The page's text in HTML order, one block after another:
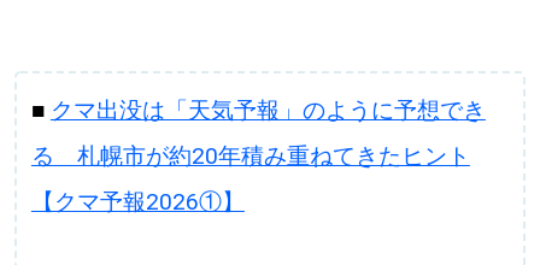
■ クマ出没は「天気予報」のように予想でき
る 札幌市が約20年積み重ねてきたヒント
【クマ予報2026①】